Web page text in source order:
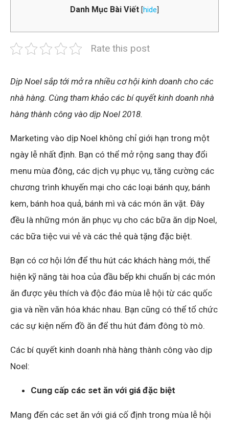
Danh Mục Bài Viết [hide
Rate this post
Dịp Noel sắp tới mở ra nhiều cơ hội kinh doanh cho các
nhà hàng. Cùng tham khảo các bí quyết kinh doanh nhà
hàng thành công vào dịp Noel 2018.
Marketing vào dịp Noel không chỉ giới hạn trong một
ngày lễ nhất định. Bạn có thể mở rộng sang thay đổi
menu mùa đông, các dịch vụ phục vụ, tăng cường các
chương trình khuyến mại cho các loại bánh quy, bánh
kem, bánh hoa quả, bánh mì và các món ăn vặt. Đây
đều là những món ăn phục vụ cho các bữa ăn dịp Noel,
các bữa tiệc vui vẻ và các thẻ quà tặng đặc biệt.
Bạn có cơ hội lớn để thu hút các khách hàng mới, thể
hiện kỹ năng tài hoa của đầu bếp khi chuẩn bị các món
ăn được yêu thích và độc đáo mùa lễ hội từ các quốc
gia và nền văn hóa khác nhau. Bạn cũng có thể tổ chức
các sự kiện nếm đồ ăn để thu hút đám đông tò mò.
Các bí quyết kinh doanh nhà hàng thành công vào dịp
Noel:
Cung cấp các set ăn với giá đặc biệt
Mang đến các set ăn với giá cố định trong mùa lễ hội